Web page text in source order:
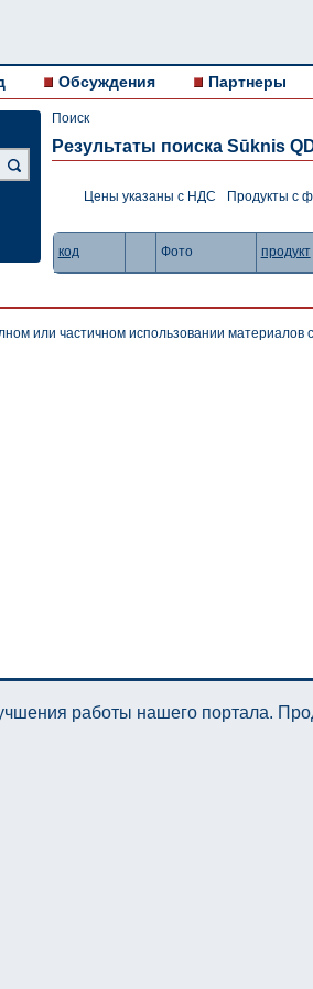
Обсуждения Партнеры
Поиск
Результаты поиска Sūknis
Цены указаны с НДС Продукты с
код Фото продукт
или частичном использовании материалов
работы нашего портала.